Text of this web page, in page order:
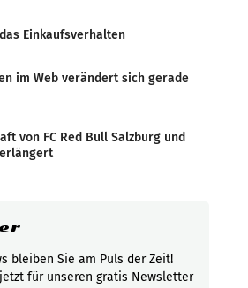
Einkaufsverhalten
im Web verändert sich gerade
von FC Red Bull Salzburg und
bleiben Sie am Puls der Zeit!
für unseren gratis Newsletter